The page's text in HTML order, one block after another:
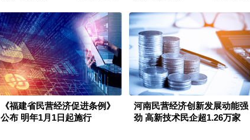
《福建省民营经济促进条例》
公布 明年1月1日起施行
河南民营经济创新发展动能强
劲 高新技术民企超1.26万家